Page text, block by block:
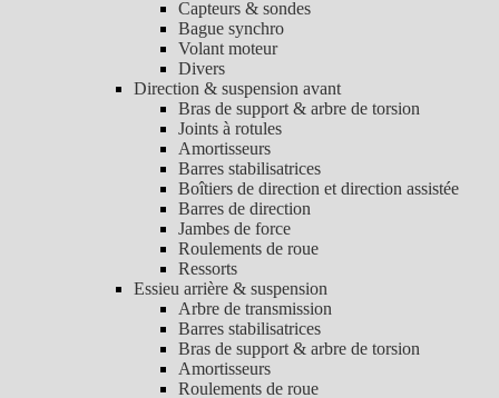
Capteurs & sondes
Bague synchro
Volant moteur
Divers
Direction & suspension avant
Bras de support & arbre de torsion
Joints à rotules
Amortisseurs
Barres stabilisatrices
Boîtiers de direction et direction assistée
Barres de direction
Jambes de force
Roulements de roue
Ressorts
Essieu arrière & suspension
Arbre de transmission
Barres stabilisatrices
Bras de support & arbre de torsion
Amortisseurs
Roulements de roue